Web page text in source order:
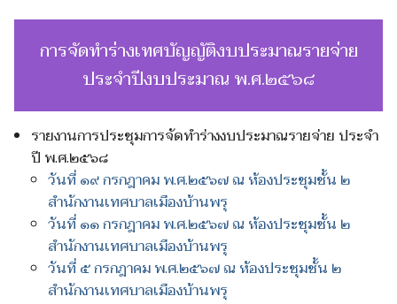
การจัดทำร่างเทศบัญญัติงบประมาณรายจ่าย
ประจำปีงบประมาณ พ.ศ.๒๕๖๘
รายงานการประชุมการจัดทำร่างงบประมาณรายจ่าย ประจำ
ปี พ.ศ.๒๕๖๘
วันที่ ๑๙ กรกฎาคม พ.ศ.๒๕๖๗ ณ ห้องประชุมชั้น ๒
สำนักงานเทศบาลเมืองบ้านพรุ
วันที่ ๑๑ กรกฎาคม พ.ศ.๒๕๖๗ ณ ห้องประชุมชั้น ๒
สำนักงานเทศบาลเมืองบ้านพรุ
วันที่ ๕ กรกฎาคม พ.ศ.๒๕๖๗ ณ ห้องประชุมชั้น ๒
สำนักงานเทศบาลเมืองบ้านพรุ